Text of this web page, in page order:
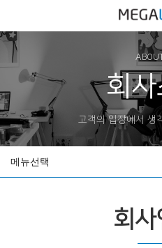
회
고객의 입장에서 생
메뉴선택
회사